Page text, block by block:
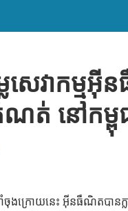
ៃសេវាកម្ម
ត់ នៅកម្ពុ
នាំចុងក្រោយនេះ អុីនធឺណិតបាន